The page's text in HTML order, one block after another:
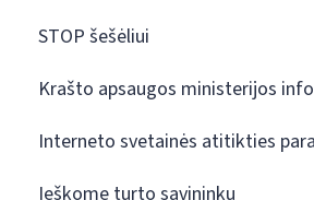
STOP šešėliui
Krašto apsaugos ministerijos
Interneto svetainės atitikties
Ieškome turto savininkų